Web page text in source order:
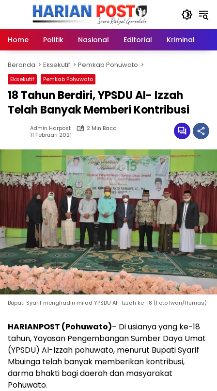
Home
Politik Nasional Editorial Kriminal
Beranda Eksekutif Pemkab Pohuwato
Eksekutif Pemkab Pohuwato
18 Tahun Berdiri, YPSDU Al- Izzah
Telah Banyak Memberi Kontribusi
Admin Harpost
2 Min Baca
11 Februari 2021
Bupati Syarif menghadiri milad YPSDU Al- Izzah ke-18 (Foto Iwan/Humas)
HARIANPOST (Pohuwato)– Di usianya yang ke-18
tahun, Yayasan Pengembangan Sumber Daya Umat
(YPSDU) Al-Izzah pohuwato, menurut Bupati Syarif
Mbuinga telah banyak memberikan kontribusi,
darma bhakti bagi daerah dan masyarakat
Pohuwato.